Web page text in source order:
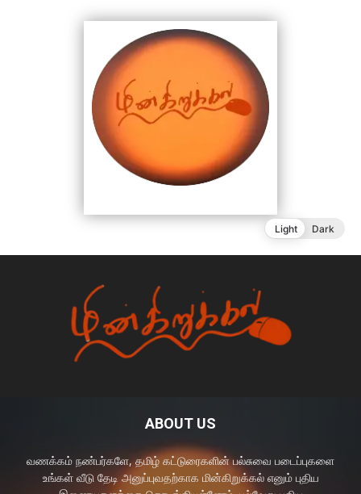
ABOUT US
வணக்கம் நண்பர்களே, தமிழ் கட்டுரைகளின் பல்சுவை படைப்புகளை
உங்கள் வீடு தேடி அனுப்புவதற்காக மின்கிறுக்கல் எனும் புதிய